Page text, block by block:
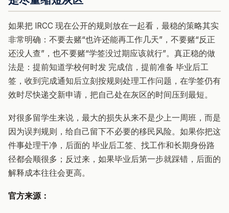
如果把 IRCC 现在公开的规则放在一起看，最稳的策略其实
非常明确：不要去赌“也许还能再工作几天”，不要赌“反正
还没人查”，也不要赌“学签没过期应该就行”。真正稳的做
法是：提前知道学校何时发 完成信，提前准备 毕业后工
签，收到完成通知后立刻按规则处理工作问题，在学签仍有
效时尽快递交新申请，把自己处在灰区的时间压到最短。
对很多留学生来说，最大的损失从来不是少上一周班，而是
因为误判规则，给自己留下不必要的移民风险。如果你把这
件事处理干净，后面的 毕业后工签、找工作和长期身份路
径都会顺很多；反过来，如果毕业后第一步就踩错，后面的
解释成本往往会更高。
官方来源：